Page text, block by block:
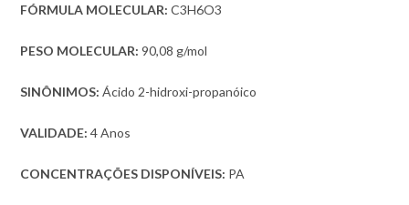
FÓRMULA MOLECULAR:C3H6O3
PESO MOLECULAR:90,08 g/mol
SINÔNIMOS:Ácido 2-hidroxi-propanóico
VALIDADE:4 Anos
CONCENTRAÇÕES DISPONÍVEIS: PA